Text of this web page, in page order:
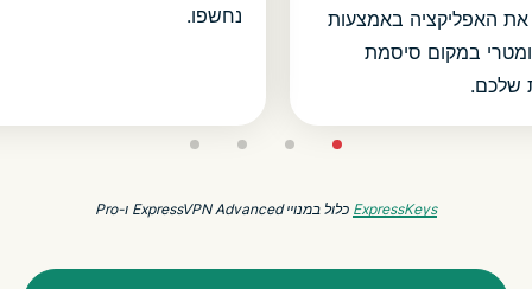
האפליקציה באמצעות
במקום סיסמת
שלכם.
נחשפו.
ExpressKeys כלול במנויי ExpressVPN Advanced ו-Pro